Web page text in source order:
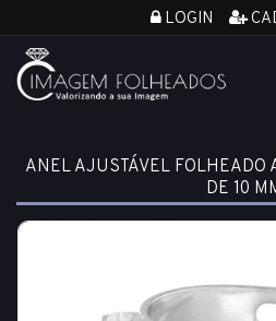
LOGIN
ANEL AJUSTÁVEL FOLHEADO
DE 10